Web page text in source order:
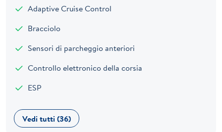
Adaptive Cruise Control
Bracciolo
Sensori di parcheggio anteriori
Controllo elettronico della corsia
ESP
Vedi tutti (36)